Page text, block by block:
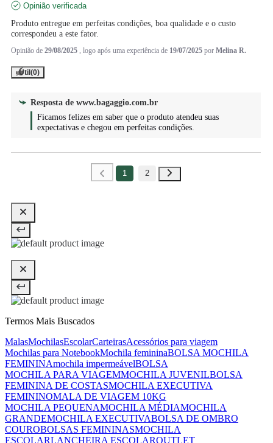
Opinião verificada
Produto entregue em perfeitas condições, boa qualidade e o custo
correspondeu a este fator.
Opinião de 29/08/2025 , logo após uma experiência de 19/07/2025 por Melina R.
Útil(0)
Resposta de www.bagaggio.com.br
Ficamos felizes em saber que o produto atendeu suas
expectativas e chegou em perfeitas condições.
1 2
Termos Mais Buscados
MalasMochilasEscolarCarteirasAcessórios para viagem
Mochilas para NotebookMochila femininaBOLSA MOCHILA
FEMININAmochila impermeávelBOLSA
MOCHILA PARA VIAGEMMOCHILA JUVENILBOLSA
FEMININA DE COSTASMOCHILA EXECUTIVA
FEMININOMALA DE VIAGEM 10KG
MOCHILA PEQUENAMOCHILA MÉDIAMOCHILA
GRANDEMOCHILA EXECUTIVABOLSA DE OMBRO
COUROBOLSAS FEMININASMOCHILA
ESCOLARLANCHEIRA ESCOLAROUTLET